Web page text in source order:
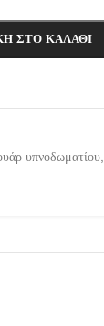
ΣΤΟ ΚΑΛΆΘΙ
υπνοδωματίου,